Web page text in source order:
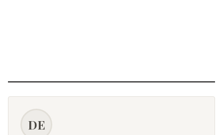
DE